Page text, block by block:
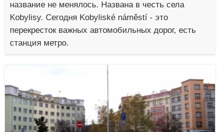
название не менялось. Названа в честь села
Kobylisy. Сегодня Kobyliské náměstí - это
перекресток важных автомобильных дорог, есть
станция метро.